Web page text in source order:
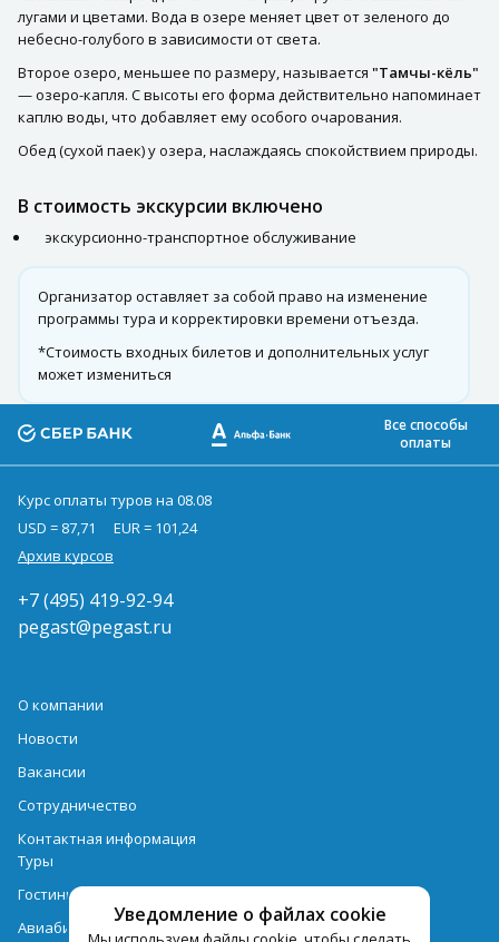
лугами и цветами. Вода в озере меняет цвет от зеленого до
небесно-голубого в зависимости от света.
Второе озеро, меньшее по размеру, называется "Тамчы-кёль"
— озеро-капля. С высоты его форма действительно напоминает
каплю воды, что добавляет ему особого очарования.
Обед (сухой паек) у озера, наслаждаясь спокойствием природы.
В стоимость экскурсии включено
экскурсионно-транспортное обслуживание
Организатор оставляет за собой право на изменение
программы тура и корректировки времени отъезда.
*Стоимость входных билетов и дополнительных услуг
может измениться
Уведомление о файлах cookie
Все способы
оплаты
Курс оплаты туров на 08.08
USD = 87,71
EUR = 101,24
Архив курсов
+7 (495) 419-92-94
pegast@pegast.ru
О компании
Новости
Вакансии
Сотрудничество
Контактная информация
Туры
Гостиницы
Авиабилеты